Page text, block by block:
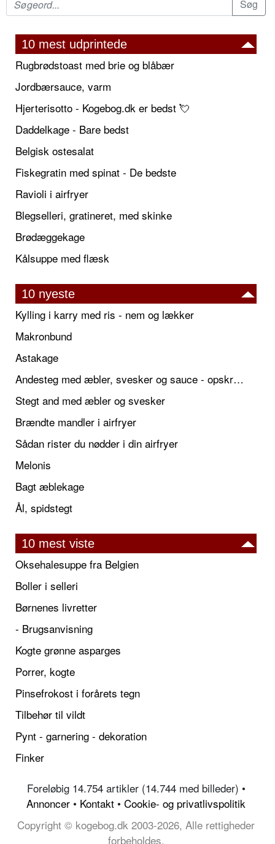
10 mest udprintede
Rugbrødstoast med brie og blåbær
Jordbærsauce, varm
Hjerterisotto - Kogebog.dk er bedst 💘
Daddelkage - Bare bedst
Belgisk ostesalat
Fiskegratin med spinat - De bedste
Ravioli i airfryer
Blegselleri, gratineret, med skinke
Brødæggekage
Kålsuppe med flæsk
10 nyeste
Kylling i karry med ris - nem og lækker
Makronbund
Astakage
Andesteg med æbler, svesker og sauce - opskrift også til jul
Stegt and med æbler og svesker
Brændte mandler i airfryer
Sådan rister du nødder i din airfryer
Melonis
Bagt æblekage
Ål, spidstegt
10 mest viste
Oksehalesuppe fra Belgien
Boller i selleri
Børnenes livretter
- Brugsanvisning
Kogte grønne asparges
Porrer, kogte
Pinsefrokost i forårets tegn
Tilbehør til vildt
Pynt - garnering - dekoration
Finker
Foreløbig 14.754 artikler (14.744 med billeder) •
Annoncer • Kontakt • Cookie- og privatlivspolitik
Copyright © kogebog.dk 2003-2026, Alle rettigheder
forbeholdes.